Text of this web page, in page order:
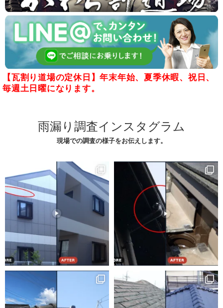
【瓦割り道場の定休日】年末年始、夏季休暇、祝日、
毎週土日曜になります。
雨漏り調査インスタグラム
現場での調査の様子をお伝えします。